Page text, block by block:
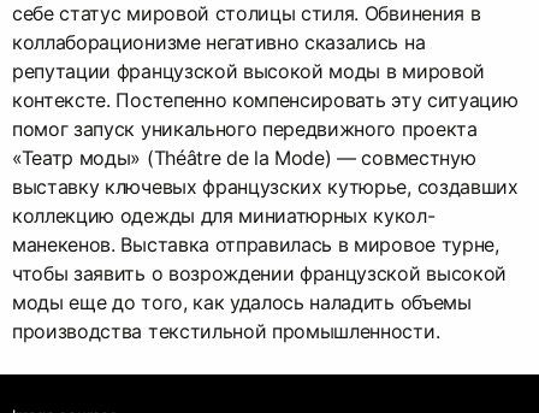
себе статус мировой столицы стиля. Обвинения в
коллаборационизме негативно сказались на
репутации французской высокой моды в мировой
контексте. Постепенно компенсировать эту ситуацию
помог запуск уникального передвижного проекта
«Театр моды» (Théâtre de la Mode) — совместную
выставку ключевых французских кутюрье, создавших
коллекцию одежды для миниатюрных кукол-
манекенов. Выставка отправилась в мировое турне,
чтобы заявить о возрождении французской высокой
моды еще до того, как удалось наладить объемы
производства текстильной промышленности.